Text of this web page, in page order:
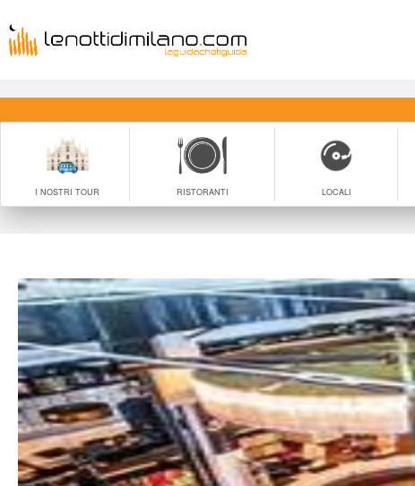
I NOSTRI TOUR RISTORANTI LOCALI